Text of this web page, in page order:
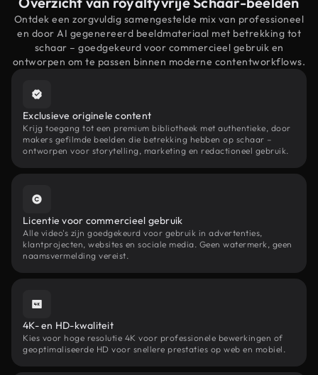
Ontdek een zorgvuldig samengestelde mix van professioneel
en door AI gegenereerd beeldmateriaal met betrekking tot
schaar – goedgekeurd voor commercieel gebruik en
ontworpen om te passen binnen moderne contentworkflows.
Exclusieve originele content
Krijg toegang tot een premium bibliotheek met authentieke, door
makers gefilmde beelden die betrekking hebben op schaar –
ontworpen voor storytelling, marketing en redactioneel gebruik.
Licentie voor commercieel gebruik
Alle video's zijn goedgekeurd voor gebruik in advertenties,
klantprojecten, websites en sociale media. Geen watermerk, geen
naamsvermelding vereist.
4K- en HD-kwaliteit
Kies voor hoge resolutie 4K voor professionele bewerkingen of
geoptimaliseerde HD voor snellere prestaties op web en mobiel.